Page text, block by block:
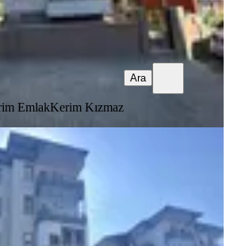
EmlakKerim Kızmaz
Ara
Mahallesinde Çamlık
Eşyalı 3+1 Daire
Hamdibey Mahallesi
110 m²·3. Kat· 25.07.2026